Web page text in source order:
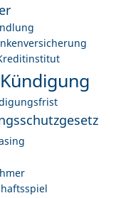
Kündigung